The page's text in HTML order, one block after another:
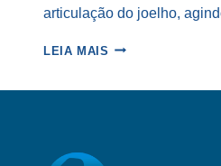
articulação do joelho,
LEIA MAIS LESÃO